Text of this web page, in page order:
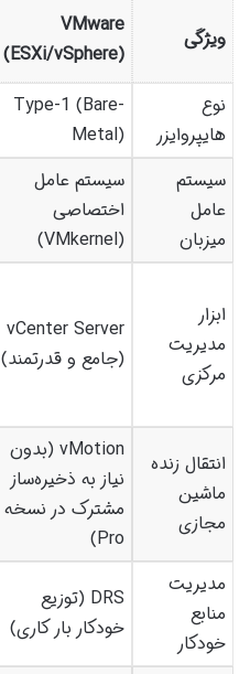
ویژگی
VMware
(ESXi/vSphere)
نوع
هایپروایزر
Type-1 (Bare-
Metal)
سیستم
عامل
میزبان
سیستم عامل
اختصاصی
(VMkernel)
ابزار
مدیریت
مرکزی
vCenter Server
(جامع و قدرتمند)
انتقال زنده
ماشین
مجازی
vMotion (بدون
نیاز به ذخیره‌ساز
مشترک در نسخه
Pro)
مدیریت
منابع
خودکار
DRS (توزیع
خودکار بار کاری)